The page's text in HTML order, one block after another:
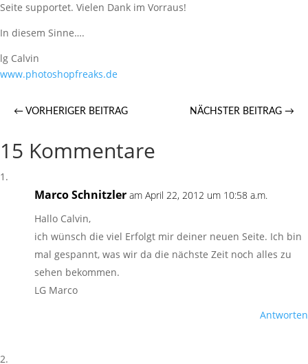
Seite supportet. Vielen Dank im Vorraus!
In diesem Sinne….
lg Calvin
www.photoshopfreaks.de
← VORHERIGER BEITRAG NÄCHSTER BEITRAG →
15 Kommentare
Marco Schnitzler am April 22, 2012 um 10:58 a.m.
Hallo Calvin,
ich wünsch die viel Erfolgt mir deiner neuen Seite. Ich bin
mal gespannt, was wir da die nächste Zeit noch alles zu
sehen bekommen.
LG Marco
Antworten